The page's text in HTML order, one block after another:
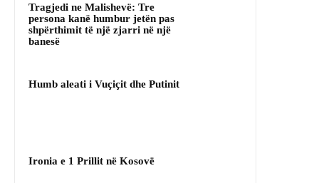
Tragjedi ne Malishevë: Tre
persona kanë humbur jetën pas
shpërthimit të një zjarri në një
banesë
Humb aleati i Vuçiçit dhe Putinit
Ironia e 1 Prillit në Kosovë